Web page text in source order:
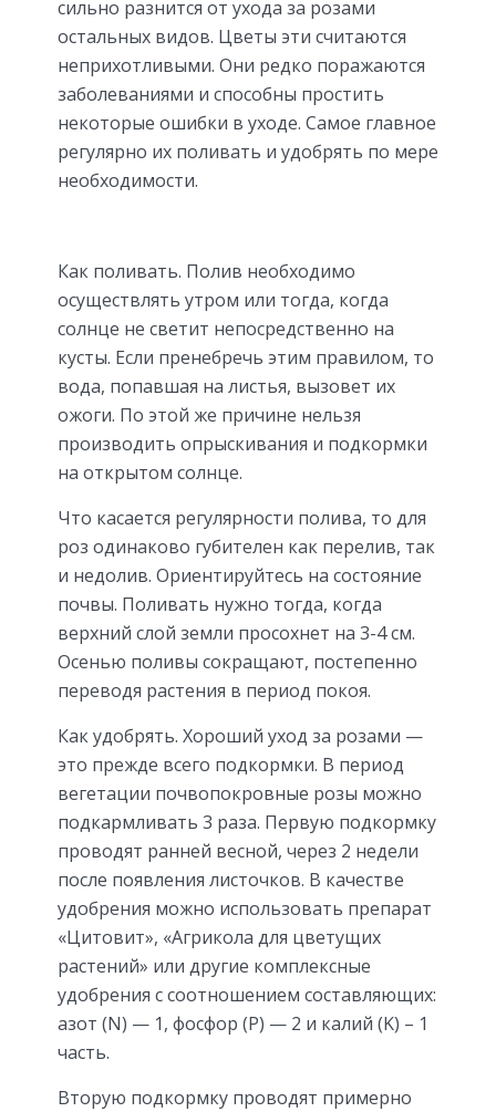
сильно разнится от ухода за розами
остальных видов. Цветы эти считаются
неприхотливыми. Они редко поражаются
заболеваниями и способны простить
некоторые ошибки в уходе. Самое главное
регулярно их поливать и удобрять по мере
необходимости.
Как поливать. Полив необходимо
осуществлять утром или тогда, когда
солнце не светит непосредственно на
кусты. Если пренебречь этим правилом, то
вода, попавшая на листья, вызовет их
ожоги. По этой же причине нельзя
производить опрыскивания и подкормки
на открытом солнце.
Что касается регулярности полива, то для
роз одинаково губителен как перелив, так
и недолив. Ориентируйтесь на состояние
почвы. Поливать нужно тогда, когда
верхний слой земли просохнет на 3-4 см.
Осенью поливы сокращают, постепенно
переводя растения в период покоя.
Как удобрять. Хороший уход за розами —
это прежде всего подкормки. В период
вегетации почвопокровные розы можно
подкармливать 3 раза. Первую подкормку
проводят ранней весной, через 2 недели
после появления листочков. В качестве
удобрения можно использовать препарат
«Цитовит», «Агрикола для цветущих
растений» или другие комплексные
удобрения с соотношением составляющих:
азот (N) — 1, фосфор (P) — 2 и калий (K) – 1
часть.
Вторую подкормку проводят примерно